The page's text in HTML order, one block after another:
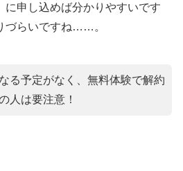
に申し込めば分かりやすいです
づらいですね……。
る予定がなく、無料体験で解約
人は要注意！